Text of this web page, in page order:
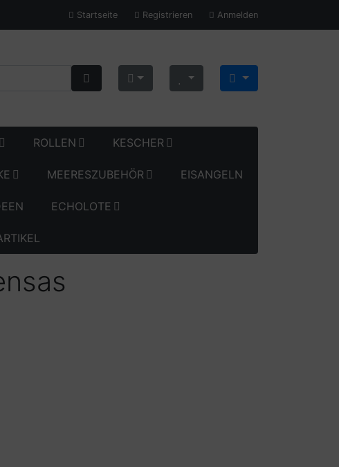
Startseite Registrieren Anmelden
ROLLEN KESCHER
MEERESZUBEHÖR EISANGELN
ECHOLOTE